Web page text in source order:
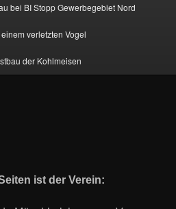
bei BI Stopp Gewerbegebiet Nord
verletzten Vogel
der Kohlmeisen
ist der Verein: